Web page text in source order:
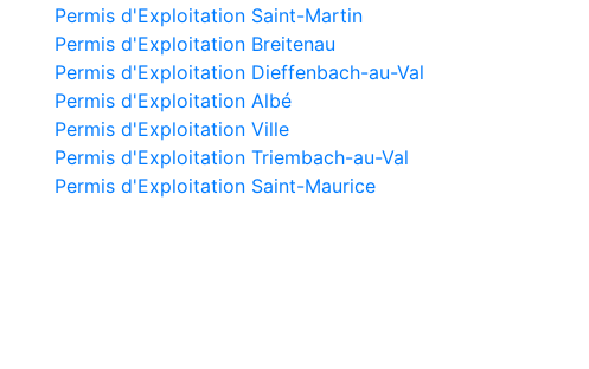
Permis d'Exploitation Saint-Martin
Permis d'Exploitation Breitenau
Permis d'Exploitation Dieffenbach-au-Val
Permis d'Exploitation Albé
Permis d'Exploitation Ville
Permis d'Exploitation Triembach-au-Val
Permis d'Exploitation Saint-Maurice